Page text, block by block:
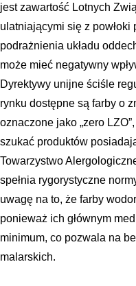
jest zawartość Lotnych
ulatniającymi się z
podrażnienia układu
może mieć negatywny
Dyrektywy unijne ściśle
rynku dostępne są farby o
oznaczone jako „zero
szukać produktów
Towarzystwo
spełnia rygorystyczne
uwagę na to, że farby
ponieważ ich głównym
minimum, co pozwala na
malarskich.